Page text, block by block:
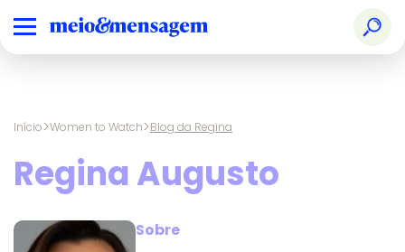
Início>Women to Watch>Blog da Regina
Regina Augusto
Sobre